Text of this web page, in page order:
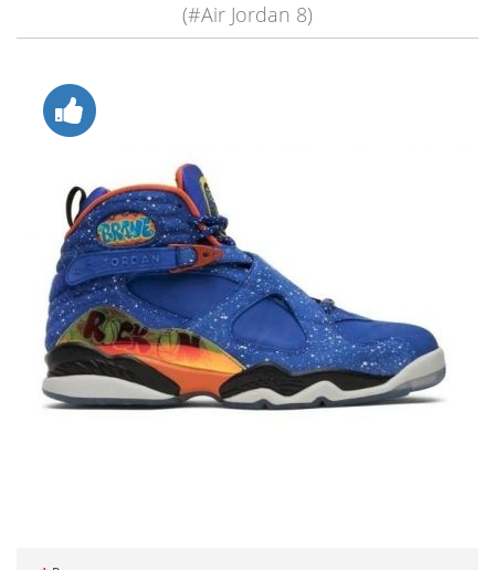
(#Air Jordan 8)